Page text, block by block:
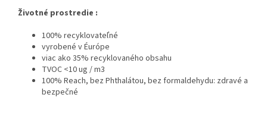
Životné prostredie :
100% recyklovateľné
vyrobené v Éurópe
viac ako 35% recyklovaného obsahu
TVOC <10 ug / m3
100% Reach, bez Phthalátou, bez formaldehydu: zdravé a
bezpečné